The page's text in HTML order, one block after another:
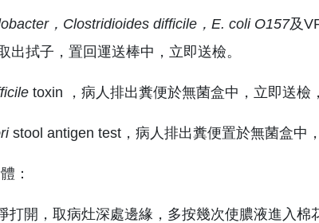
，Clostridioides difficile， E. coli O157及
出拭子，置回運送棒中，立即送檢。
toxin ，病人排出糞便於無菌盒中，立即送檢
stool antigen test，病人排出糞便置於無菌盒中
：
打開，取病灶深處邊緣，多按幾次使膿液進入棉